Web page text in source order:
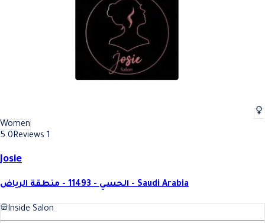
Women
5.0Reviews 1
Josie
الحسي - 11493 - منطقة الرياض - Saudi Arabia
Inside Salon